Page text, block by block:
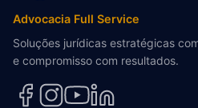
Advocacia Full Service
Soluções jurídicas estratégicas
e compromisso com resultados.